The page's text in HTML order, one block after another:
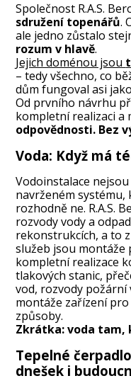
Společnost R.A.S.
sdružení topenářů.
ale jedno zůstalo
rozum v hlavě.
Jejich doménou jsou
– tedy všechno, co
dům fungoval asi
Od prvního návrhu
kompletní realizaci a
odpovědnosti. Bez
Voda: Když má
Vodoinstalace
navrženém systému,
rozhodně ne. R.A.S.
rozvody vody a
rekonstrukcích, a to
služeb jsou montáže
kompletní realizace
tlakových stanic,
vod, rozvody požární
montáže zařízení
způsoby.
Zkrátka: voda tam,
Tepelné
dnešek i